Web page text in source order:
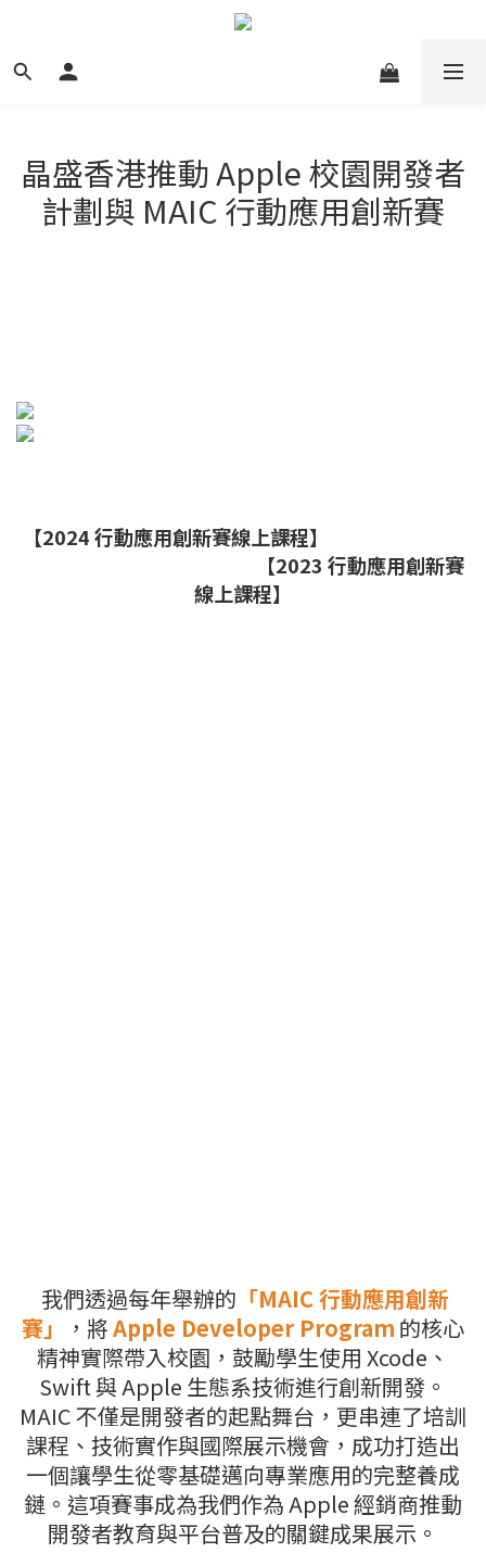
晶盛香港推動 Apple 校園開發者
計劃與 MAIC 行動應用創新賽
【2024 行動應用創新賽線上課程】
【2023 行動應用創新賽
線上課程】
我們透過每年舉辦的 「MAIC 行動應用創新
賽」
，將Apple Developer Program 的核心
精神實際帶入校園，鼓勵學生使用 Xcode、
Swift 與 Apple 生態系技術進行創新開發。
MAIC 不僅是開發者的起點舞台，更串連了培訓
課程、技術實作與國際展示機會，成功打造出
一個讓學生從零基礎邁向專業應用的完整養成
鏈。這項賽事成為我們作為 Apple 經銷商推動
開發者教育與平台普及的關鍵成果展示。